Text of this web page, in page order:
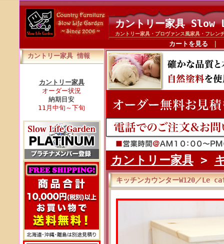
カントリー家具
カントリー家具・プロヴァンス風家具・フレン
カートを見る
カントリー家具 情報
カントリー家具
オーダー状況
納期目安
11月中旬～下旬
カントリー家具>
キッチンカウンターW120／Le